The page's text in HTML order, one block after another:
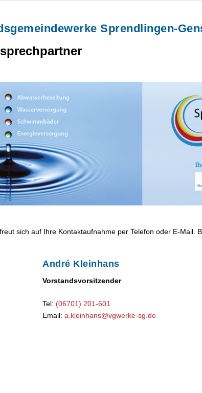
Sprendlingen-
sich auf Ihre Kontaktaufnahme per Telefon oder E-Mail.
André Kleinhans
Vorstandsvorsitzender
Tel: (06701) 201-601
Email:a.kleinhans@vgwerke-sg.de